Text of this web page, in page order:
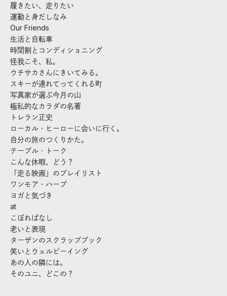
履きたい、走りたい
運動と身だしなみ
Our Friends
生活と自転車
時間割とコンディショニング
怪我こそ、私。
ウチサカさんにきいてみる。
スキーが連れてってくれる町
写真家が選ぶ今月の山
極私的なカラダの名著
トレラン正史
ローカル・ヒーローに会いに行く。
自分の旅のつくりかた。
テーブル・トーク
こんな休暇、どう？
「走る映画」のプレイリスト
ワンモア・ハーブ
ヨガと気づき
at
こぼればなし
老いと表現
ターザンのスクラップブック
笑いとウェルビーイング
あの人の隣には。
そのユニ、どこの？